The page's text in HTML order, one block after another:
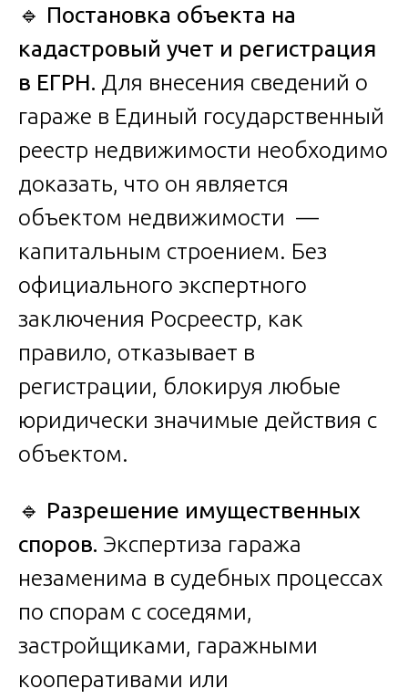
🔹 Постановка объекта на
кадастровый учет и регистрация
в ЕГРН. Для внесения сведений о
гараже в Единый государственный
реестр недвижимости необходимо
доказать, что он является
объектом недвижимости —
капитальным строением. Без
официального экспертного
заключения Росреестр, как
правило, отказывает в
регистрации, блокируя любые
юридически значимые действия с
объектом.
🔹 Разрешение имущественных
споров. Экспертиза гаража
незаменима в судебных процессах
по спорам с соседями,
застройщиками, гаражными
кооперативами или